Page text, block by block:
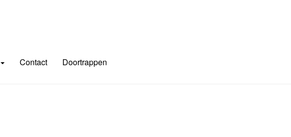
Contact Doortrappen